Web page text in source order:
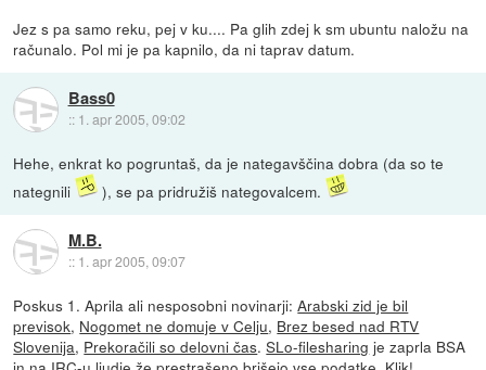
Jez s pa samo reku, pej v ku.... Pa glih zdej k sm ubuntu naložu na
računalo. Pol mi je pa kapnilo, da ni taprav datum.
Bass0
:: 1. apr 2005, 09:02
Hehe, enkrat ko pogruntaš, da je nategavščina dobra (da so te
nategnili
), se pa pridružiš nategovalcem.
M.B.
:: 1. apr 2005, 09:07
Poskus 1. Aprila ali nesposobni novinarji:Arabski zid je bil
previsok, Nogomet ne domuje v Celju, Brez besed nad RTV
Slovenija, Prekoračili so delovni čas.SLo-filesharing je zaprla BSA